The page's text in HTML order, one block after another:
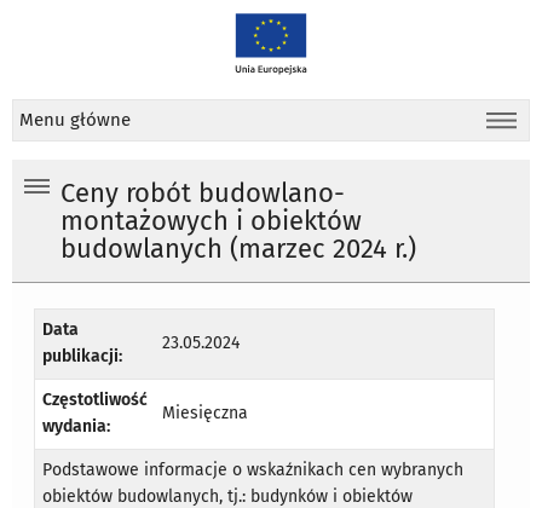
Menu główne
Ceny robót budowlano-
montażowych i obiektów
budowlanych (marzec 2024 r.)
Data
publikacji:
23.05.2024
Częstotliwość
wydania:
Miesięczna
Podstawowe informacje o wskaźnikach cen wybranych
obiektów budowlanych, tj.: budynków i obiektów